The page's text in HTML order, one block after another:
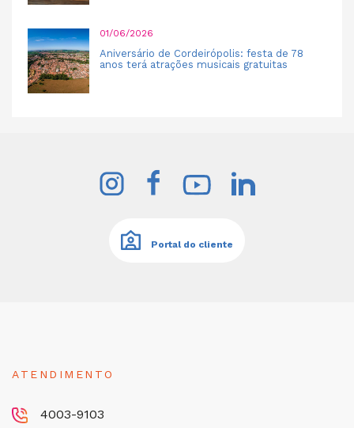
01/06/2026
Aniversário de Cordeirópolis: festa de 78
anos terá atrações musicais gratuitas
Portal do cliente
ATENDIMENTO
4003-9103